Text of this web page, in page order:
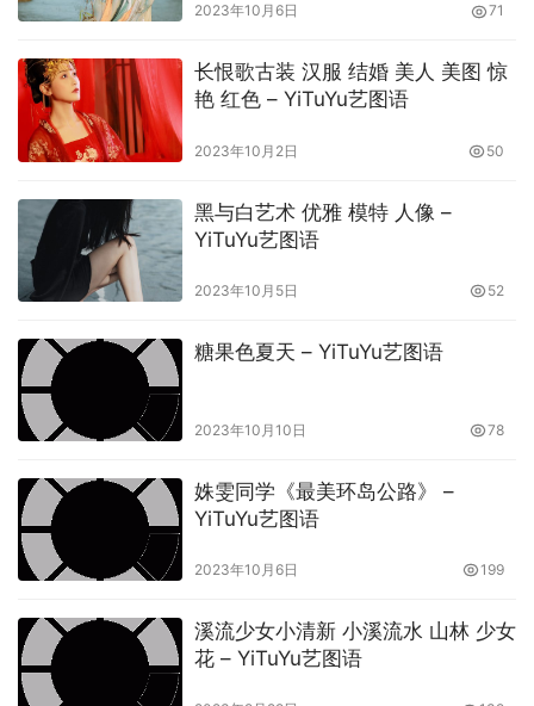
本文内容由互联网用户自发贡献，该文观点仅代表作者本人。
本站仅提供信息存储空间服务，不拥有所有权，不承担相关法
送邮件至 3596248452@qq.com 举报，一经查实，本站将立
刻删除。转请注明出处：
https://www.changxiqu.com/32360.html
2023年10月6日 71
长恨歌古装 汉服 结婚 美人 美图 惊
艳 红色 – YiTuYu艺图语
2023年10月2日 50
黑与白艺术 优雅 模特 人像 –
YiTuYu艺图语
2023年10月5日 52
糖果色夏天 – YiTuYu艺图语
2023年10月10日 78
姝雯同学《最美环岛公路》 –
YiTuYu艺图语
2023年10月6日 199
溪流少女小清新 小溪流水 山林 少女
花 – YiTuYu艺图语